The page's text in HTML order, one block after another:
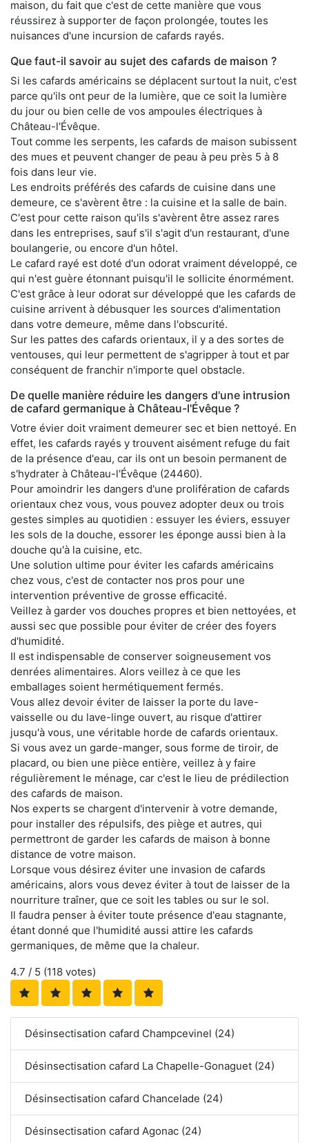
maison, du fait que c'est de cette manière que vous
réussirez à supporter de façon prolongée, toutes les
nuisances d'une incursion de cafards rayés.
Que faut-il savoir au sujet des cafards de maison ?
Si les cafards américains se déplacent surtout la nuit, c'est
parce qu'ils ont peur de la lumière, que ce soit la lumière
du jour ou bien celle de vos ampoules électriques à
Château-l'Évêque.
Tout comme les serpents, les cafards de maison subissent
des mues et peuvent changer de peau à peu près 5 à 8
fois dans leur vie.
Les endroits préférés des cafards de cuisine dans une
demeure, ce s'avèrent être : la cuisine et la salle de bain.
C'est pour cette raison qu'ils s'avèrent être assez rares
dans les entreprises, sauf s'il s'agit d'un restaurant, d'une
boulangerie, ou encore d'un hôtel.
Le cafard rayé est doté d'un odorat vraiment développé, ce
qui n'est guère étonnant puisqu'il le sollicite énormément.
C'est grâce à leur odorat sur développé que les cafards de
cuisine arrivent à débusquer les sources d'alimentation
dans votre demeure, même dans l'obscurité.
Sur les pattes des cafards orientaux, il y a des sortes de
ventouses, qui leur permettent de s'agripper à tout et par
conséquent de franchir n'importe quel obstacle.
De quelle manière réduire les dangers d'une intrusion
de cafard germanique à Château-l'Évêque ?
Votre évier doit vraiment demeurer sec et bien nettoyé. En
effet, les cafards rayés y trouvent aisément refuge du fait
de la présence d'eau, car ils ont un besoin permanent de
s'hydrater à Château-l'Évêque (24460).
Pour amoindrir les dangers d'une prolifération de cafards
orientaux chez vous, vous pouvez adopter deux ou trois
gestes simples au quotidien : essuyer les éviers, essuyer
les sols de la douche, essorer les éponge aussi bien à la
douche qu'à la cuisine, etc.
Une solution ultime pour éviter les cafards américains
chez vous, c'est de contacter nos pros pour une
intervention préventive de grosse efficacité.
Veillez à garder vos douches propres et bien nettoyées, et
aussi sec que possible pour éviter de créer des foyers
d'humidité.
Il est indispensable de conserver soigneusement vos
denrées alimentaires. Alors veillez à ce que les
emballages soient hermétiquement fermés.
Vous allez devoir éviter de laisser la porte du lave-
vaisselle ou du lave-linge ouvert, au risque d'attirer
jusqu'à vous, une véritable horde de cafards orientaux.
Si vous avez un garde-manger, sous forme de tiroir, de
placard, ou bien une pièce entière, veillez à y faire
régulièrement le ménage, car c'est le lieu de prédilection
des cafards de maison.
Nos experts se chargent d'intervenir à votre demande,
pour installer des répulsifs, des piège et autres, qui
permettront de garder les cafards de maison à bonne
distance de votre maison.
Lorsque vous désirez éviter une invasion de cafards
américains, alors vous devez éviter à tout de laisser de la
nourriture traîner, que ce soit les tables ou sur le sol.
Il faudra penser à éviter toute présence d'eau stagnante,
étant donné que l'humidité aussi attire les cafards
germaniques, de même que la chaleur.
4.7 / 5 (118 votes)
Désinsectisation cafard Champcevinel (24)
Désinsectisation cafard La Chapelle-Gonaguet (24)
Désinsectisation cafard Chancelade (24)
Désinsectisation cafard Agonac (24)